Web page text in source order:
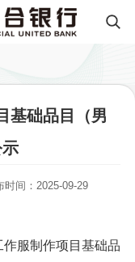
基础品目（男
时间：2025-09-29
作服制作项目基础品